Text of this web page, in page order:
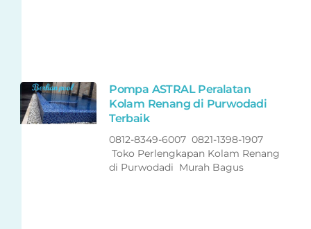
Pompa ASTRAL Peralatan
Kolam Renang di Purwodadi
Terbaik
0812-8349-6007 0821-1398-1907
Toko Perlengkapan Kolam Renang
di Purwodadi Murah Bagus